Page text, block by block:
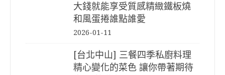
大錢就能享受質感精緻鐵板燒
和風蛋捲誰點誰愛
2026-01-11
[台北中山] 三餐四季私廚料理
精心變化的菜色 讓你帶著期待